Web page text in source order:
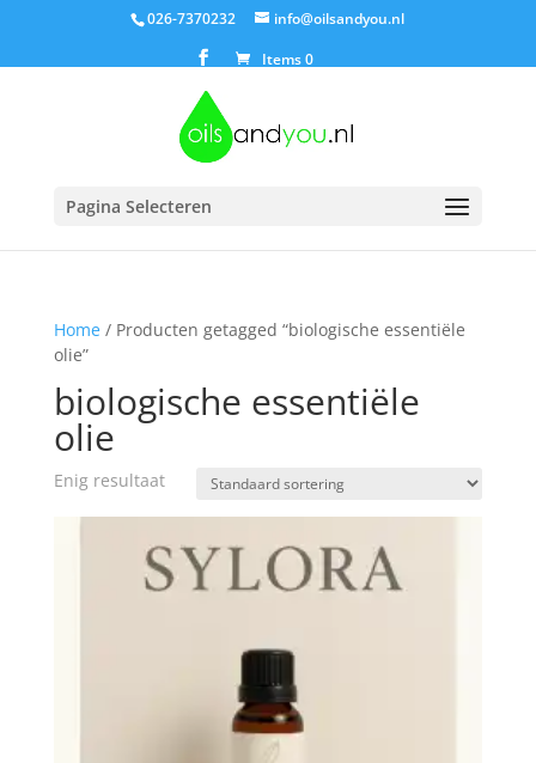
026-7370232
info@oilsandyou.nl
Items 0
Pagina Selecteren
Home/ Producten getagged “biologische essentiële
olie”
biologische essentiële
olie
Enig resultaat